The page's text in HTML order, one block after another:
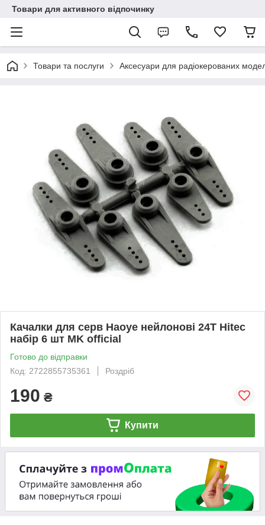
Товари для активного відпочинку
Товари та послуги Аксесуари для радіокерованих
Качалки для серв Haoye нейлонові 24T Hitec
набір 6 шт MK official
Готово до відправки
Код: 2722855735361
Роздріб
190 ₴
Купити